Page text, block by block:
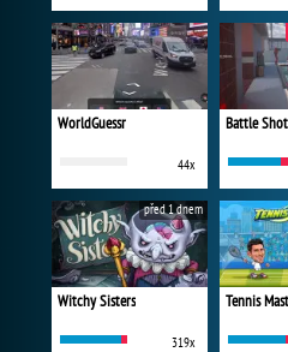
WorldGuessr
44x
Battle
Witchy Sisters
319x
před 1 dnem
Tennis